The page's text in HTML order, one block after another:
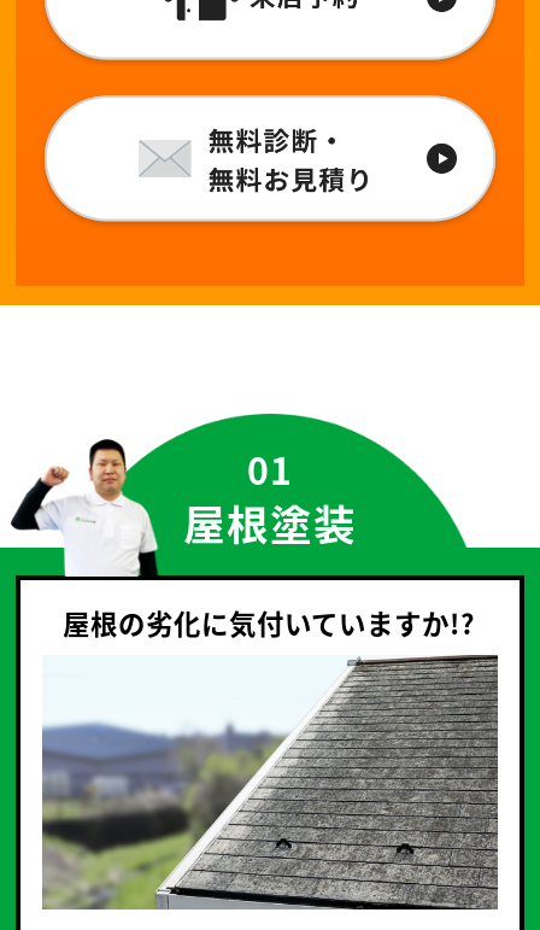
01
屋根塗装
屋根の劣化に気付いていますか!?